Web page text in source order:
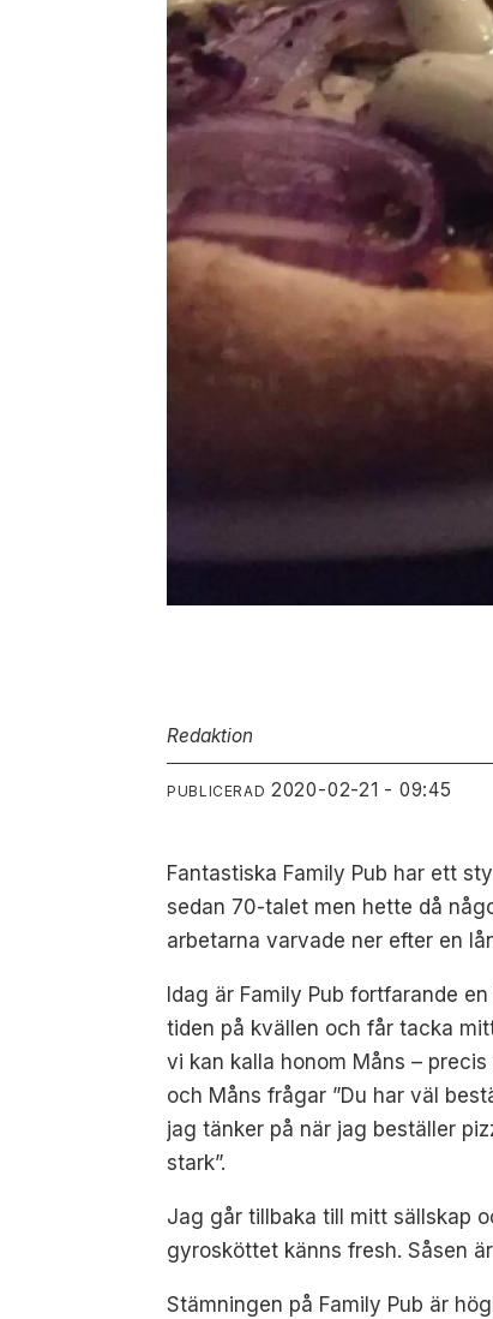
Redaktion
PUBLICERAD 2020-02-21 - 09:45
Fantastiska Family Pub har ett
sedan 70-talet men hette då
arbetarna varvade ner efter en
Idag är Family Pub fortfarande
tiden på kvällen och får tacka
vi kan kalla honom Måns –
och Måns frågar ”Du har väl
jag tänker på när jag beställer
stark”.
Jag går tillbaka till mitt sällskap
gyrosköttet känns fresh. Såsen
Stämningen på Family Pub är